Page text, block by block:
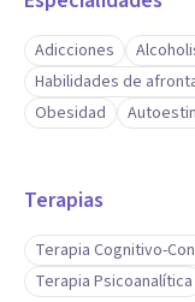
Adicciones
Habilidades de
Obesidad
Terapias
Terapia Cognitivo-
Terapia Psicoanalítica